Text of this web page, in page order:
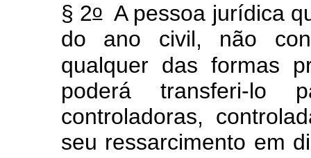
§ 2oA pessoa jurídica
do ano civil, não
qualquer das formas
poderá transferi-lo
controladoras,
seu ressarcimento em